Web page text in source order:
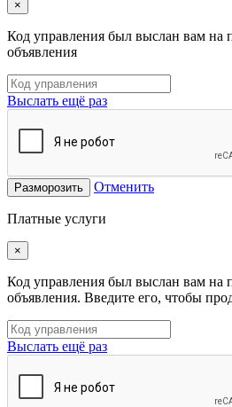
×
Код управления был выслан вам на
объявления
Выслать ещё раз
Разморозить Отменить
Платные услуги
×
Код управления был выслан вам на
объявления. Введите его, чтобы
Выслать ещё раз